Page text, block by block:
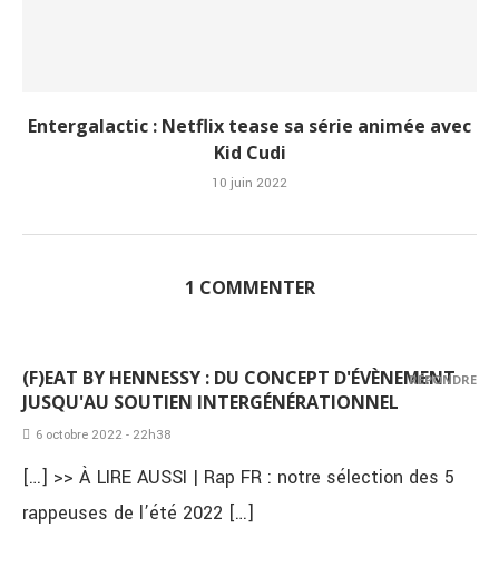
Entergalactic : Netflix tease sa série animée avec
Kid Cudi
10 juin 2022
1 COMMENTER
(F)EAT BY HENNESSY : DU CONCEPT D'ÉVÈNEMENT
JUSQU'AU SOUTIEN INTERGÉNÉRATIONNEL
6 octobre 2022 - 22h38
[…] >> À LIRE AUSSI | Rap FR : notre sélection des 5
rappeuses de l’été 2022 […]
RÉPONDRE